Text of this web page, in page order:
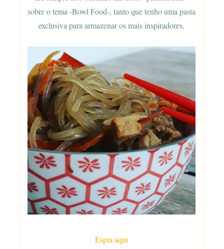
sobre o tema -Bowl Food-, tanto que tenho uma pasta
exclusiva para armazenar os mais inspiradores.
Espia aqui